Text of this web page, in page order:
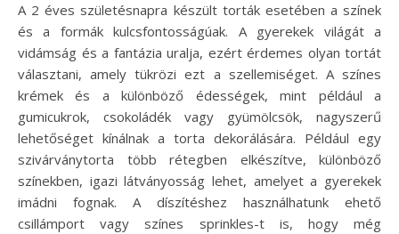
A 2 éves születésnapra készült torták esetében a színek
és a formák kulcsfontosságúak. A gyerekek világát a
vidámság és a fantázia uralja, ezért érdemes olyan tortát
választani, amely tükrözi ezt a szellemiséget. A színes
krémek és a különböző édességek, mint például a
gumicukrok, csokoládék vagy gyümölcsök, nagyszerű
lehetőséget kínálnak a torta dekorálására. Például egy
szivárványtorta több rétegben elkészítve, különböző
színekben, igazi látványosság lehet, amelyet a gyerekek
imádni fognak. A díszítéshez használhatunk ehető
csillámport vagy színes sprinkles-t is, hogy még